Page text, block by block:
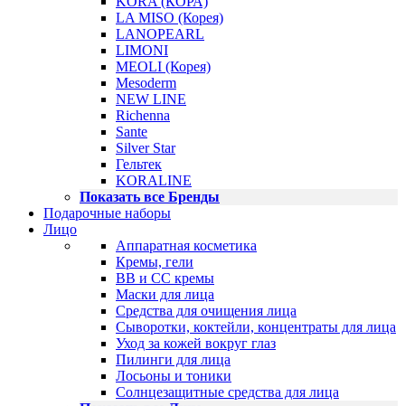
LA MISO (Корея)
LANOPEARL
LIMONI
MEOLI (Корея)
Mesoderm
NEW LINE
Richenna
Sante
Silver Star
Гельтек
KORALINE
Показать все Бренды
Подарочные наборы
Лицо
Аппаратная косметика
Кремы, гели
BB и CC кремы
Маски для лица
Средства для очищения лица
Сыворотки, коктейли, концентраты для лица
Уход за кожей вокруг глаз
Пилинги для лица
Лосьоны и тоники
Солнцезащитные средства для лица